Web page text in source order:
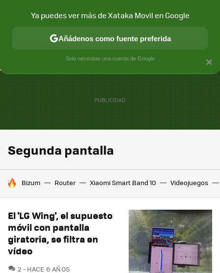
CONECTIVIDAD MÓVIL Y SOCIEDAD APLICACIONES
Segunda pantalla
HOY SE HABLA DE
Bizum Router Xiaomi Smart Band 10 Videojuegos
El 'LG Wing', el supuesto
móvil con pantalla
giratoria, se filtra en
vídeo
2 COMENTARIOS
HACE 6 AÑOS
×
Ya puedes ver más de Xataka Movil en Google
Añádenos como fuente preferida
Solo necesitas una cuenta de Google